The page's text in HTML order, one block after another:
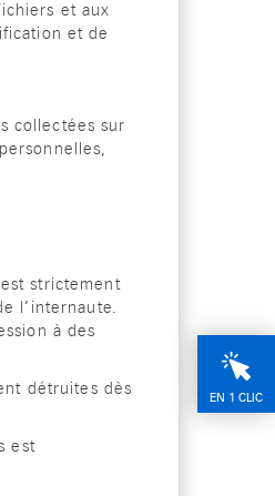
EN 1 CLIC
et aux
et de
collectées sur
strictement
l’internaute.
à des
détruites dès
est